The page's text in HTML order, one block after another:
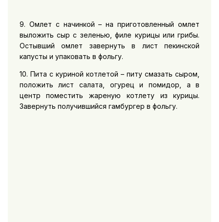
9. Омлет с начинкой – на приготовленный омлет
выложить сыр с зеленью, филе курицы или грибы.
Остывший омлет завернуть в лист пекинской
капусты и упаковать в фольгу.
10. Пита с куриной котлетой – питу смазать сыром,
положить лист салата, огурец и помидор, а в
центр поместить жареную котлету из курицы.
Завернуть получившийся гамбургер в фольгу.